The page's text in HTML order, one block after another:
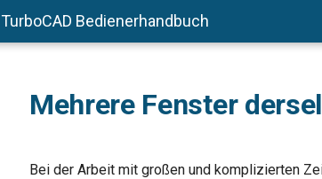
TurboCAD Bedienerhandbuch
Mehrere Fenster
Bei der Arbeit mit großen und komplizierten